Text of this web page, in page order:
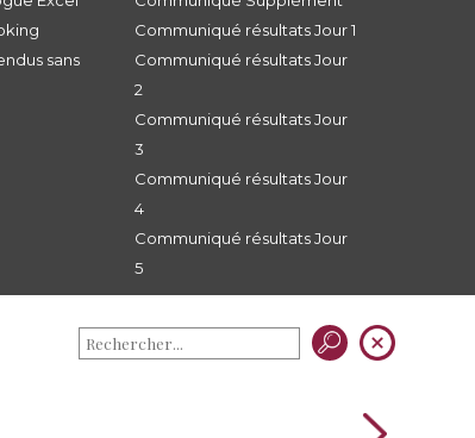
sans
Communiqué résultats Jour 1
Communiqué résultats Jour
2
Communiqué résultats Jour
3
Communiqué résultats Jour
4
Communiqué résultats Jour
5